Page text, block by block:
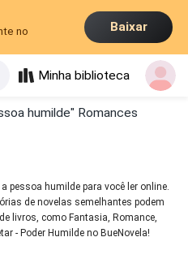
no
Baixar
Minha biblioteca
humilde" Romances
pessoa humilde para você ler online.
de novelas semelhantes podem
livros, como Fantasia, Romance,
- Poder Humilde no BueNovela!